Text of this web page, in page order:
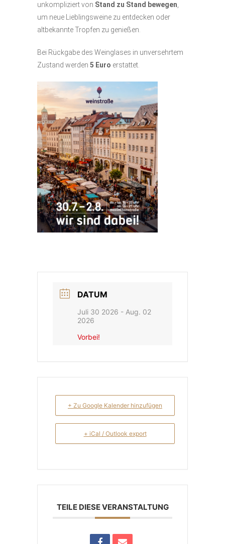
unkompliziert von Stand zu Stand bewegen
um neue Lieblingsweine zu entdecken oder
altbekannte Tropfen zu genießen.
Bei Rückgabe des Weinglases in unversehrtem
Zustand werden 5 Euro erstattet.
DATUM
Juli 30 2026 - Aug. 02
2026
Vorbei!
+ Zu Google Kalender hinzufügen
+ iCal / Outlook export
TEILE DIESE VERANSTALTUNG